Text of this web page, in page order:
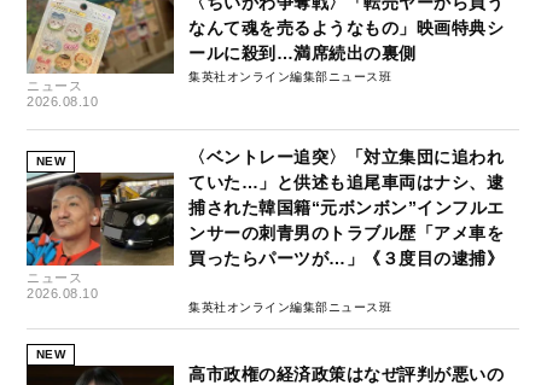
ニュース
2026.08.10
なんて魂を売るようなもの」映画特典シ
ールに殺到…満席続出の裏側
集英社オンライン編集部ニュース班
NEW
ニュース
2026.08.10
〈ベントレー追突〉「対立集団に追われ
ていた…」と供述も追尾車両はナシ、逮
捕された韓国籍“元ボンボン”インフルエ
ンサーの刺青男のトラブル歴「アメ車を
買ったらパーツが…」《３度目の逮捕》
集英社オンライン編集部ニュース班
NEW
高市政権の経済政策はなぜ評判が悪いの